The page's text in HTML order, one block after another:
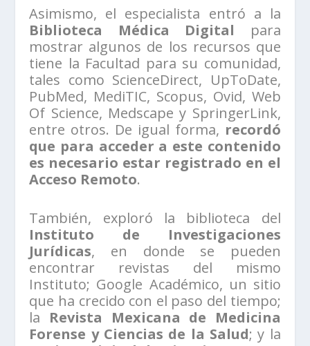
Asimismo, el especialista entró a la
Biblioteca Médica Digital para
mostrar algunos de los recursos que
tiene la Facultad para su comunidad,
tales como ScienceDirect, UpToDate,
PubMed, MediTIC, Scopus, Ovid, Web
Of Science, Medscape y SpringerLink,
entre otros. De igual forma, recordó
que para acceder a este contenido
es necesario estar registrado en el
Acceso Remoto.
También, exploró la biblioteca del
Instituto de Investigaciones
Jurídicas, en donde se pueden
encontrar revistas del mismo
Instituto; Google Académico, un sitio
que ha crecido con el paso del tiempo;
la Revista Mexicana de Medicina
Forense y Ciencias de la Salud; y la